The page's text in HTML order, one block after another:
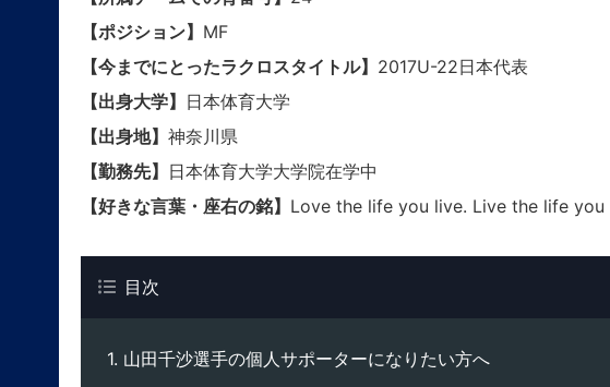
【ポジション】 MF
【今までにとったラクロスタイトル】 2017U-22日本代表
【出身大学】
日本体育大学
【出身地】 神奈川県
【勤務先】
日本体育大学大学院在学中
【好きな言葉・座右の銘】 Love the life you live. Live the life you
目次
山田千沙選手の個人サポーターになりたい方へ